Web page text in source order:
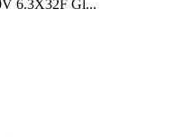
6.3X32F Gl...